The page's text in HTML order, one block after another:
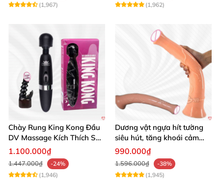
(1,967)
(1,962)
Chày Rung King Kong Đầu
DV Massage Kích Thích Sâu
Mạnh Mẽ
1.100.000₫
1.447.000₫
-24%
(1,946)
Dương vật ngựa hít tường
siêu hút, tăng khoái cảm
tận hưởng
990.000₫
1.596.000₫
-38%
(1,945)